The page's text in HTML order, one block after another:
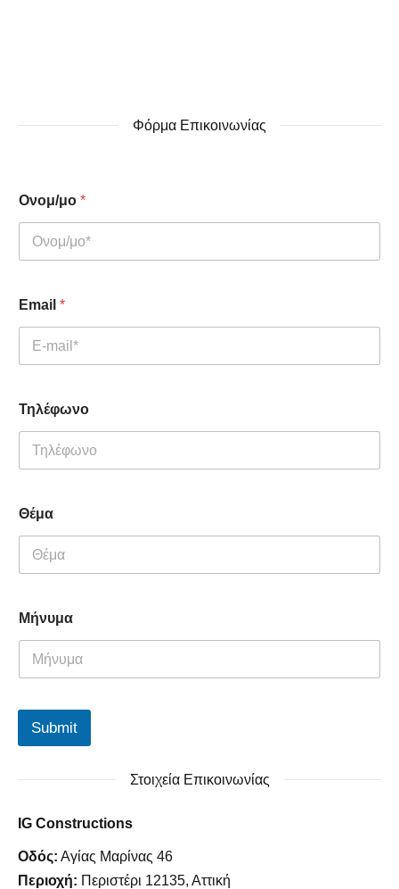
Φόρμα Επικοινωνίας
Ονομ/μο *
Email *
Ο
ν
ο
Τηλέφωνο
Θέμα
Μήνυμα
Submit
Στοιχεία Επικοινωνίας
IG Constructions
Οδός: Αγίας Μαρίνας 46
Περιοχή: Περιστέρι 12135, Αττική